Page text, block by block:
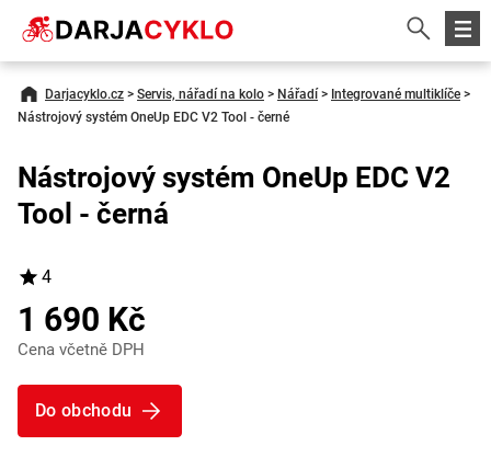
Darjacyklo.cz > Servis, nářadí na kolo > Nářadí > Integrované multiklíče >
Nástrojový systém OneUp EDC V2 Tool - černé
Nástrojový systém OneUp EDC V2
Tool - černá
4
1 690 Kč
Cena včetně DPH
Do obchodu